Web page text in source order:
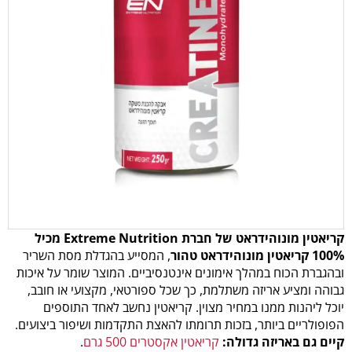
קריאטין מונוהידראט של חברת Extreme Nutrition מכיל
100% קריאטין מונוהידראט טהור
, המסייע בהגדלת מסת השריר
ובהגברת הכוח במהלך אימונים אינטנסיביים. המוצר שומר על איכות
גבוהה ומציע אריזה משתלמת, כך שכל ספורטאי, מקצועי או חובב,
יוכל ליהנות ממנו במחיר מצוין. קריאטין נחשב לאחד התוספים
הפופולריים ביותר, בזכות תרומתו להאצת התקדמות ושיפור ביצועים.
קיים גם באריזה גדולה: קריאטין אקסטרים 500 גרם
.